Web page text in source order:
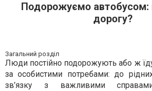
Подорожуємо автобусом:
дорогу?
Загальний розділ
Люди постійно подорожують або ж
за особистими потребами: до
зв’язку з важливими